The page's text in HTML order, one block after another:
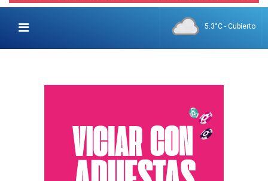
5.3°C - Cubierto